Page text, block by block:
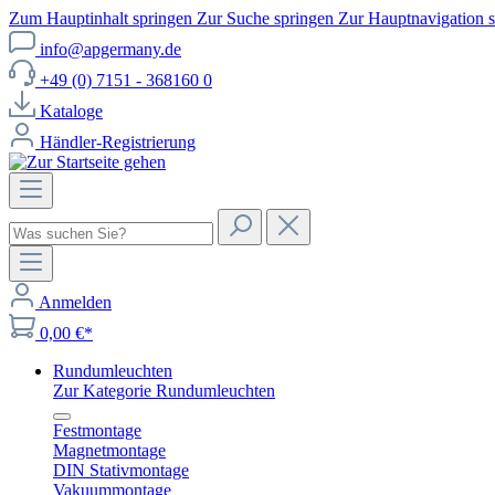
Zum Hauptinhalt springen Zur Suche springen Zur Hauptnavigation
info@apgermany.de
+49 (0) 7151 - 368160 0
Kataloge
Händler-Registrierung
Anmelden
0,00 €*
Rundumleuchten
Zur Kategorie Rundumleuchten
Festmontage
Magnetmontage
DIN Stativmontage
Vakuummontage